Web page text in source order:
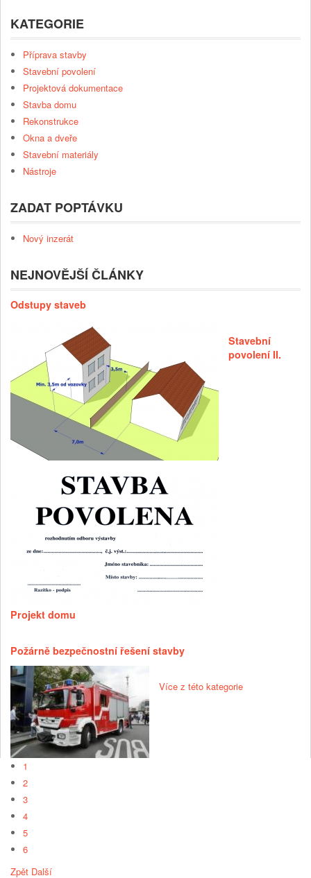
KATEGORIE
Příprava stavby
Stavební povolení
Projektová dokumentace
Stavba domu
Rekonstrukce
Okna a dveře
Stavební materiály
Nástroje
ZADAT POPTÁVKU
Nový inzerát
NEJNOVĚJŠÍ ČLÁNKY
Odstupy staveb
Stavební
povolení II.
Projekt domu
Požárně bezpečnostní řešení stavby
Více z této kategorie
1
2
3
4
5
6
Zpět Další